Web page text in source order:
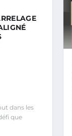
dans les
que